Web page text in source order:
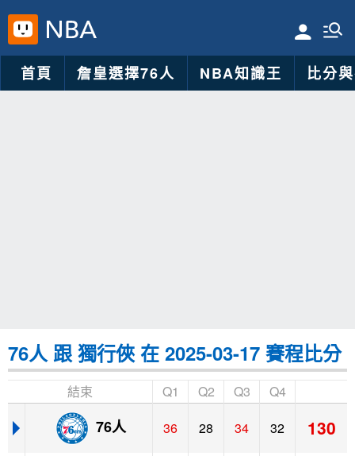
首頁 詹皇選擇76人 NBA知識王 比分
76人 跟 獨行俠 在 2025-03-17 賽程比分
結束 Q1 Q2 Q3 Q4
76人 36 28 34 32 130